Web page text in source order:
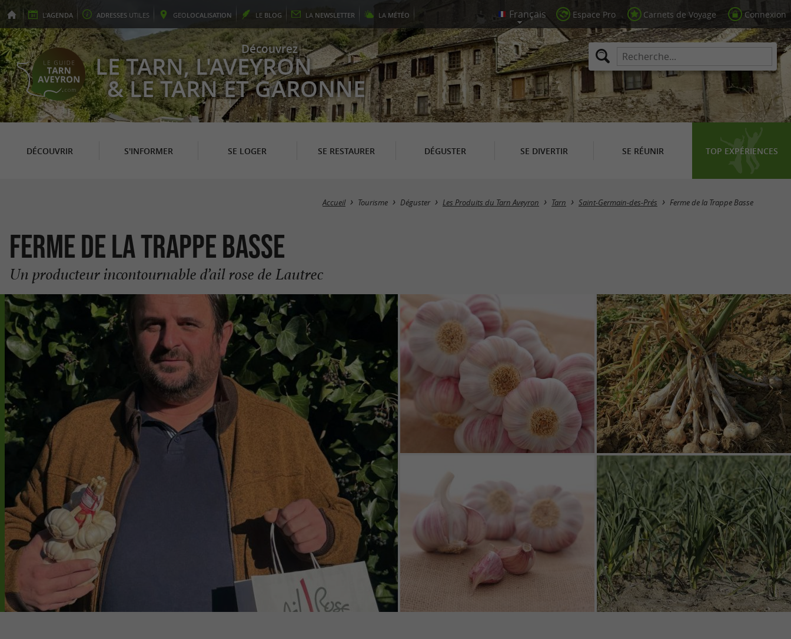
L'AGENDA ADRESSES UTILES GEOLOCALISATION LE BLOG LA NEWSLETTER LA MÉTÉO Espace Pro Carnets de Voyage Connexion
Découvrez
LE TARN, L'AVEYRON
& LE TARN ET GARONNE
DÉCOUVRIR S'INFORMER SE LOGER SE RESTAURER DÉGUSTER SE DIVERTIR SE RÉUNIR TOP EXPÉRIENCES
Accueil Tourisme Déguster Les Produits du Tarn Aveyron Tarn Saint-Germain-des-Prés Ferme de la Trappe Basse
Ferme de la Trappe Basse
Un producteur incontournable d’ail rose de Lautrec